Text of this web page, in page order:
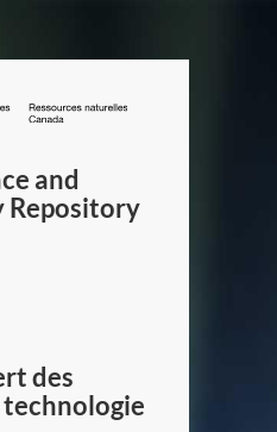
/
Canada
and
Repository
des